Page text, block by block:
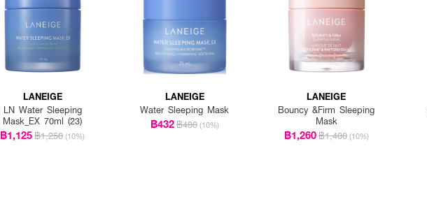
LANEIGE
LN Water Sleeping
Mask_EX 70ml (23)
฿1,125฿1,250 (10%)
LANEIGE
Water Sleeping Mask
฿432฿480 (10%)
LANEIGE
Bouncy &Firm Sleeping
Mask
฿1,260฿1,400 (10%)